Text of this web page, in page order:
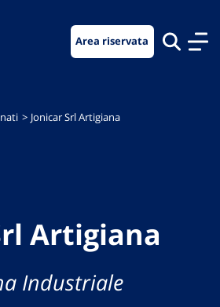
Area riservata
Jonicar Srl Artigiana
Artigiana
Industriale